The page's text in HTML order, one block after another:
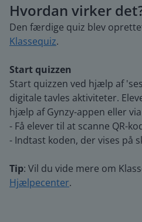
Hvordan virker
Den færdige quiz blev
Klassequiz.
Start quizzen
Start quizzen ved hjælp af
digitale tavles aktiviteter.
hjælp af Gynzy-appen eller
- Få elever til at scanne QR-
- Indtast koden, der vises på
Tip: Vil du vide mere om
Hjælpecenter.